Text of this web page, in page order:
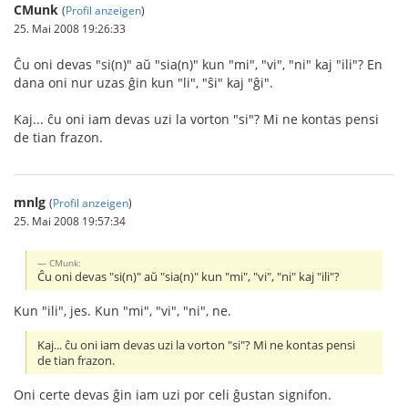
CMunk (Profil anzeigen)
25. Mai 2008 19:26:33
Ĉu oni devas "si(n)" aŭ "sia(n)" kun "mi", "vi", "ni" kaj "ili"? En
dana oni nur uzas ĝin kun "li", "ŝi" kaj "ĝi".
Kaj... ĉu oni iam devas uzi la vorton "si"? Mi ne kontas pensi
de tian frazon.
mnlg (Profil anzeigen)
25. Mai 2008 19:57:34
CMunk:
Ĉu oni devas "si(n)" aŭ "sia(n)" kun "mi", "vi", "ni" kaj "ili"?
Kun "ili", jes. Kun "mi", "vi", "ni", ne.
Kaj... ĉu oni iam devas uzi la vorton "si"? Mi ne kontas pensi
de tian frazon.
Oni certe devas ĝin iam uzi por celi ĝustan signifon.